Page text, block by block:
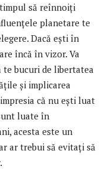
să reînnoiți
planetare te
Dacă ești în
încă în vizor. Va
te bucuri de libertatea
și implicarea
că nu ești luat
luate în
acesta este un
ar trebui să evitați să